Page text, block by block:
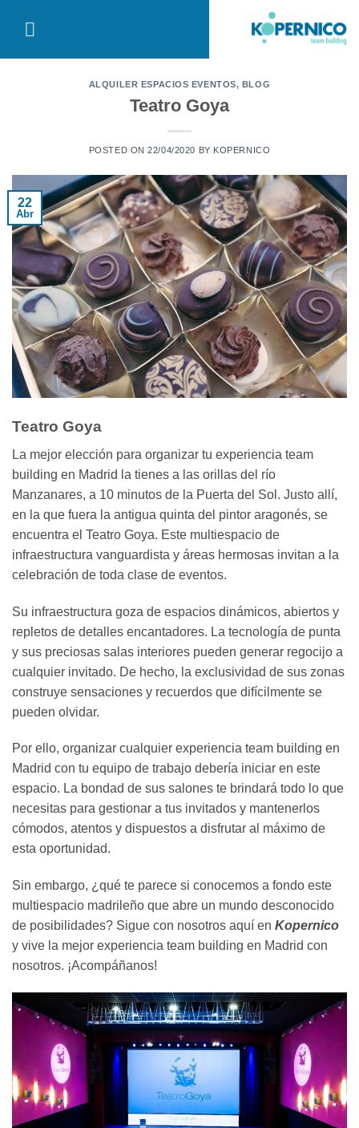
ALQUILER ESPACIOS EVENTOS, BLOG
Teatro Goya
POSTED ON22/04/2020 BY KOPERNICO
22
Abr
Teatro Goya
La mejor elección para organizar tu experiencia team
building en Madrid la tienes a las orillas del río
Manzanares, a 10 minutos de la Puerta del Sol. Justo allí,
en la que fuera la antigua quinta del pintor aragonés, se
encuentra el Teatro Goya. Este multiespacio de
infraestructura vanguardista y áreas hermosas invitan a la
celebración de toda clase de eventos.
Su infraestructura goza de espacios dinámicos, abiertos y
repletos de detalles encantadores. La tecnología de punta
y sus preciosas salas interiores pueden generar regocijo a
cualquier invitado. De hecho, la exclusividad de sus zonas
construye sensaciones y recuerdos que difícilmente se
pueden olvidar.
Por ello, organizar cualquier experiencia team building en
Madrid con tu equipo de trabajo debería iniciar en este
espacio. La bondad de sus salones te brindará todo lo que
necesitas para gestionar a tus invitados y mantenerlos
cómodos, atentos y dispuestos a disfrutar al máximo de
esta oportunidad.
Sin embargo, ¿qué te parece si conocemos a fondo este
multiespacio madrileño que abre un mundo desconocido
de posibilidades? Sigue con nosotros aquí en Kopernico
y vive la mejor experiencia team building en Madrid con
nosotros. ¡Acompáñanos!